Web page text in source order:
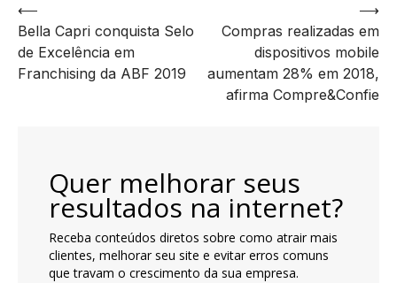
Navegação
de
artigos
⟵
Bella Capri conquista Selo
de Excelência em
Franchising da ABF 2019
Compras realizadas em
dispositivos mobile
aumentam 28% em 2018,
afirma Compre&Confie
⟶
Quer melhorar seus
resultados na internet?
Receba conteúdos diretos sobre como atrair mais
clientes, melhorar seu site e evitar erros comuns
que travam o crescimento da sua empresa.